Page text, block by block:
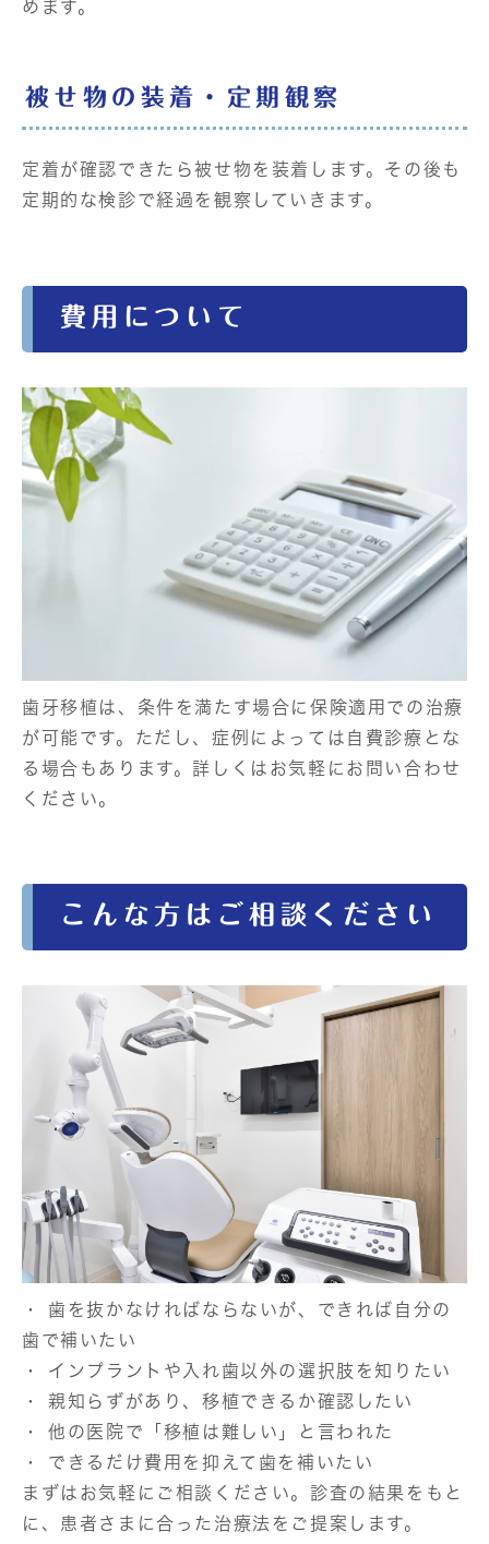
めます。
被せ物の装着・定期観察
定着が確認できたら被せ物を装着します。その後も
定期的な検診で経過を観察していきます。
費用について
歯牙移植は、条件を満たす場合に保険適用での治療
が可能です。ただし、症例によっては自費診療とな
る場合もあります。詳しくはお気軽にお問い合わせ
ください。
こんな方はご相談ください
・ 歯を抜かなければならないが、できれば自分の
歯で補いたい
・ インプラントや入れ歯以外の選択肢を知りたい
・ 親知らずがあり、移植できるか確認したい
・ 他の医院で「移植は難しい」と言われた
・ できるだけ費用を抑えて歯を補いたい
まずはお気軽にご相談ください。診査の結果をもと
に、患者さまに合った治療法をご提案します。